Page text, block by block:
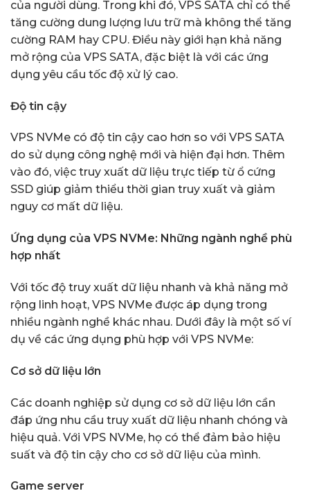
của người dùng. Trong khi đó, VPS SATA chỉ có thể
tăng cường dung lượng lưu trữ mà không thể tăng
cường RAM hay CPU. Điều này giới hạn khả năng
mở rộng của VPS SATA, đặc biệt là với các ứng
dụng yêu cầu tốc độ xử lý cao.
Độ tin cậy
VPS NVMe có độ tin cậy cao hơn so với VPS SATA
do sử dụng công nghệ mới và hiện đại hơn. Thêm
vào đó, việc truy xuất dữ liệu trực tiếp từ ổ cứng
SSD giúp giảm thiểu thời gian truy xuất và giảm
nguy cơ mất dữ liệu.
Ứng dụng của VPS NVMe: Những ngành nghề phù
hợp nhất
Với tốc độ truy xuất dữ liệu nhanh và khả năng mở
rộng linh hoạt, VPS NVMe được áp dụng trong
nhiều ngành nghề khác nhau. Dưới đây là một số ví
dụ về các ứng dụng phù hợp với VPS NVMe:
Cơ sở dữ liệu lớn
Các doanh nghiệp sử dụng cơ sở dữ liệu lớn cần
đáp ứng nhu cầu truy xuất dữ liệu nhanh chóng và
hiệu quả. Với VPS NVMe, họ có thể đảm bảo hiệu
suất và độ tin cậy cho cơ sở dữ liệu của mình.
Game server